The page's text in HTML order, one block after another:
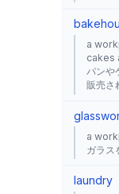
a
cakes
パンや
販売さ
a
ガラス
laundry